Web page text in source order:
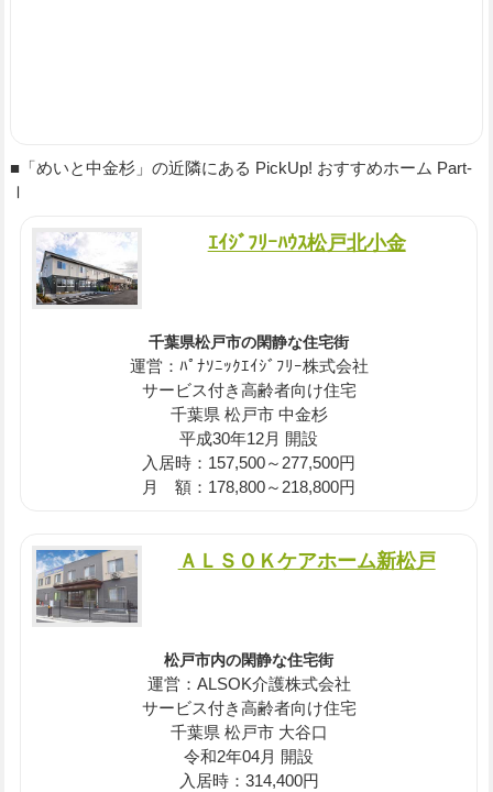
■「めいと中金杉」の近隣にある PickUp! おすすめホーム Part-
Ⅰ
ｴｲｼﾞﾌﾘｰﾊｳｽ松戸北小金
千葉県松戸市の閑静な住宅街
運営：ﾊﾟﾅｿﾆｯｸｴｲｼﾞﾌﾘｰ株式会社
サービス付き高齢者向け住宅
千葉県 松戸市 中金杉
平成30年12月 開設
入居時：157,500～277,500円
月 額：178,800～218,800円
ＡＬＳＯＫケアホーム新松戸
松戸市内の閑静な住宅街
運営：ALSOK介護株式会社
サービス付き高齢者向け住宅
千葉県 松戸市 大谷口
令和2年04月 開設
入居時：314,400円